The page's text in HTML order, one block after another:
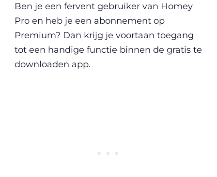
Ben je een fervent gebruiker van Homey
Pro en heb je een abonnement op
Premium? Dan krijg je voortaan toegang
tot een handige functie binnen de gratis te
downloaden app.